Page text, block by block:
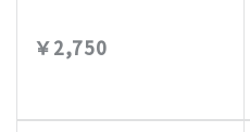
￥2,750